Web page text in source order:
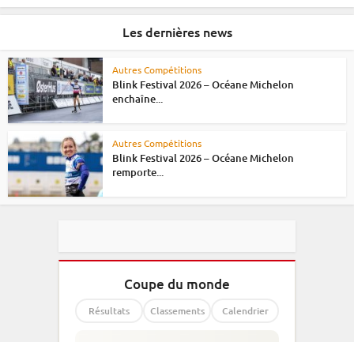
Les dernières news
Autres Compétitions
Blink Festival 2026 – Océane Michelon
enchaîne...
Autres Compétitions
Blink Festival 2026 – Océane Michelon
remporte...
Coupe du monde
Résultats Classements Calendrier